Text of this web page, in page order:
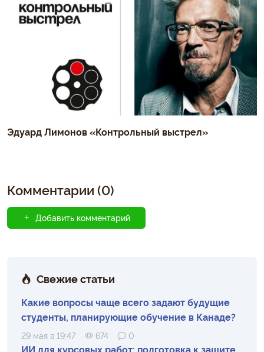
Эдуард Лимонов «Контрольный выстрел»
Комментарии (0)
Добавить комментарий
Свежие статьи
Какие вопросы чаще всего задают будущие
студенты, планирующие обучение в Канаде?
29 мая в 19:47 674 0
ИИ для курсовых работ: подготовка к защите